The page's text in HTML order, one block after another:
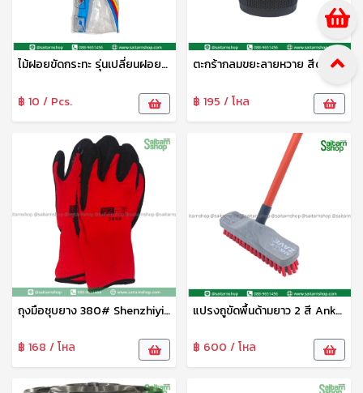
ไม้ฝอยขัดกระทะ รุ่นเปลี่ยนฝอยได้ L.I.
฿ 10 / Pcs.
ตะกร้ากลมขยะลายหวาย สีดำ S-0032B SIP
฿ 195 / โหล
ถุงมือชุบยาง 380# Shenzhiyishou
฿ 168 / โหล
แปรงถูขัดพื้นด้ามยาว 2 สี Ankor Zave สมอ
฿ 600 / โหล